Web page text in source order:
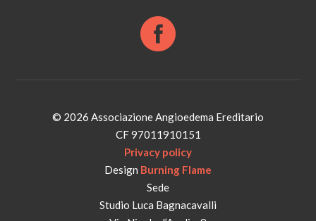
© 2026 Associazione Angioedema Ereditario
CF 97011910151
Privacy policy
Design Burning Flame
Sede
Studio Luca Bagnacavalli